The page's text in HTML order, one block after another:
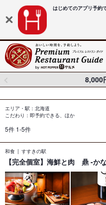
はじめてのアプリ予約
8,000
エリア・駅：北海道
こだわり：即予約できる、ほか
5件 1-5件
和食 すすきの駅
【完全個室】海鮮と肉 鼎 -か